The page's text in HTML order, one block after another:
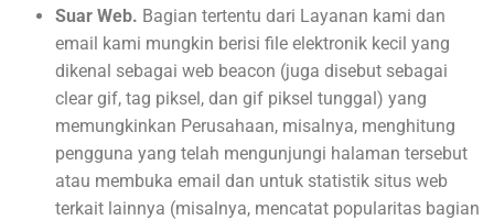
Suar Web. Bagian tertentu dari Layanan kami dan
email kami mungkin berisi file elektronik kecil yang
dikenal sebagai web beacon (juga disebut sebagai
clear gif, tag piksel, dan gif piksel tunggal) yang
memungkinkan Perusahaan, misalnya, menghitung
pengguna yang telah mengunjungi halaman tersebut
atau membuka email dan untuk statistik situs web
terkait lainnya (misalnya, mencatat popularitas bagian